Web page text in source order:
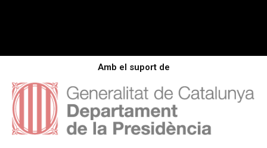
Amb el suport de